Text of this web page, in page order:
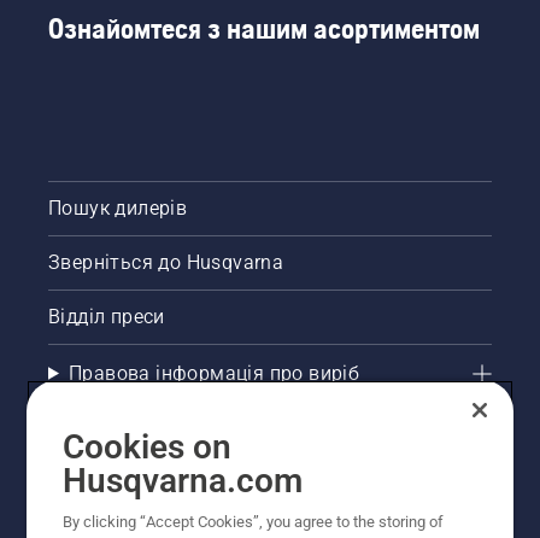
Ознайомтеся з нашим асортиментом
Пошук дилерів
Зверніться до Husqvarna
Відділ преси
Правова інформація про виріб
Інші сайти Husqvarna
Рекомендовані інтернет-магазини
Cookies on
Husqvarna.com
By clicking “Accept Cookies”, you agree to the storing of